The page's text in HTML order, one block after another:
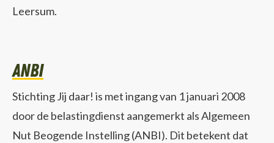
Leersum.
ANBI
Stichting Jij daar! is met ingang van 1 januari 2008
door de belastingdienst aangemerkt als Algemeen
Nut Beogende Instelling (ANBI). Dit betekent dat